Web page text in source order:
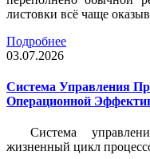
листовки всё чаще
Подробнее
03.07.2026
Система Управления
Операционной
Система
жизненный цикл